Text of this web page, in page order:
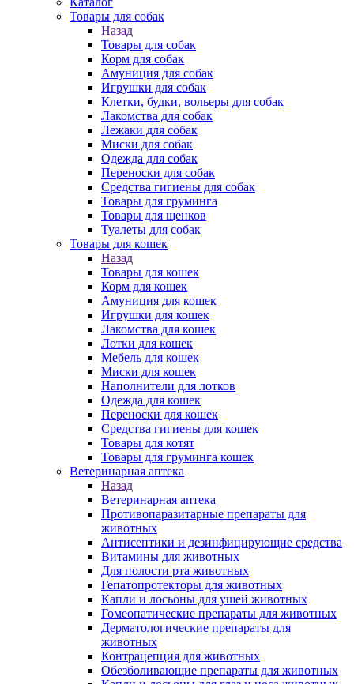
Товары для собак
Назад
Товары для собак
Корм для собак
Амуниция для собак
Игрушки для собак
Клетки, будки, вольеры для собак
Лакомства для собак
Лежаки для собак
Миски для собак
Одежда для собак
Переноски для собак
Средства гигиены для собак
Товары для груминга
Товары для щенков
Туалеты для собак
Товары для кошек
Назад
Товары для кошек
Корм для кошек
Амуниция для кошек
Игрушки для кошек
Лакомства для кошек
Лотки для кошек
Мебель для кошек
Миски для кошек
Наполнители для лотков
Одежда для кошек
Переноски для кошек
Средства гигиены для кошек
Товары для котят
Товары для груминга кошек
Ветеринарная аптека
Назад
Ветеринарная аптека
Противопаразитарные препараты для
животных
Антисептики и дезинфицирующие средства
Витамины для животных
Для полости рта животных
Гепатопротекторы для животных
Капли и лосьоны для ушей животных
Гомеопатические препараты для животных
Дерматологические препараты для
животных
Контрацепция для животных
Обезболивающие препараты для животных